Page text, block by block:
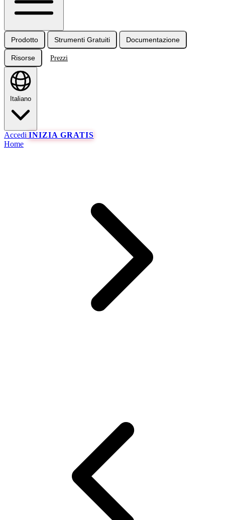
Prodotto Strumenti Gratuiti Documentazione
Risorse Prezzi
Italiano
Accedi INIZIA GRATIS
Home